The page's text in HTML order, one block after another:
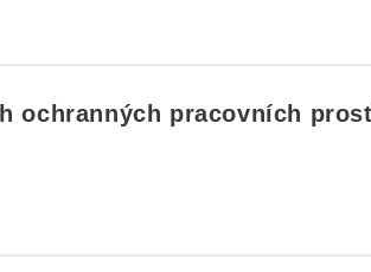
ochranných pracovních